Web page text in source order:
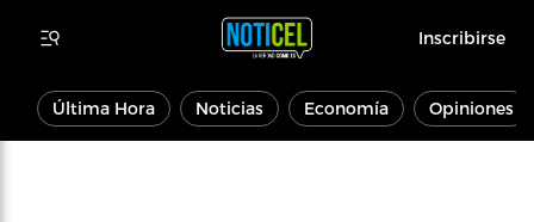
Inscribirse
Última Hora Noticias Economía Opiniones